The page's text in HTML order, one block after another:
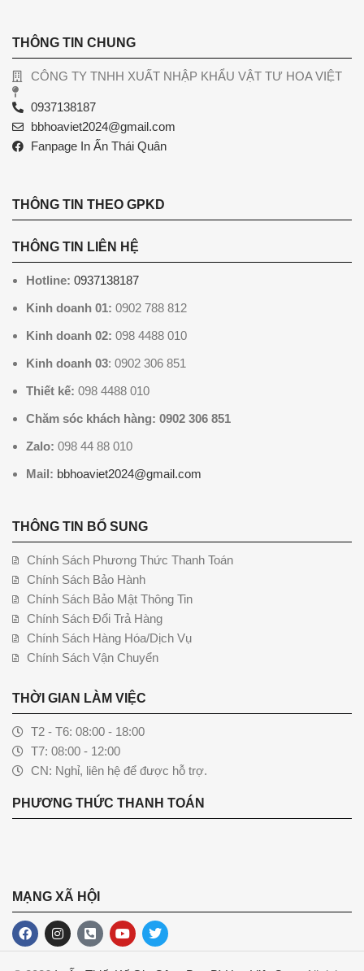
THÔNG TIN CHUNG
CÔNG TY TNHH XUẤT NHẬP KHẨU VẬT TƯ HOA VIỆT
0937138187
bbhoaviet2024@gmail.com
Fanpage In Ấn Thái Quân
THÔNG TIN THEO GPKD
THÔNG TIN LIÊN HỆ
Hotline: 0937138187
Kinh doanh 01: 0902 788 812
Kinh doanh 02: 098 4488 010
Kinh doanh 03: 0902 306 851
Thiết kế: 098 4488 010
Chăm sóc khách hàng: 0902 306 851
Zalo: 098 44 88 010
Mail: bbhoaviet2024@gmail.com
THÔNG TIN BỔ SUNG
Chính Sách Phương Thức Thanh Toán
Chính Sách Bảo Hành
Chính Sách Bảo Mật Thông Tin
Chính Sách Đổi Trả Hàng
Chính Sách Hàng Hóa/Dịch Vụ
Chính Sách Vận Chuyển
THỜI GIAN LÀM VIỆC
T2 - T6: 08:00 - 18:00
T7: 08:00 - 12:00
CN: Nghỉ, liên hệ để được hỗ trợ.
PHƯƠNG THỨC THANH TOÁN
MẠNG XÃ HỘI